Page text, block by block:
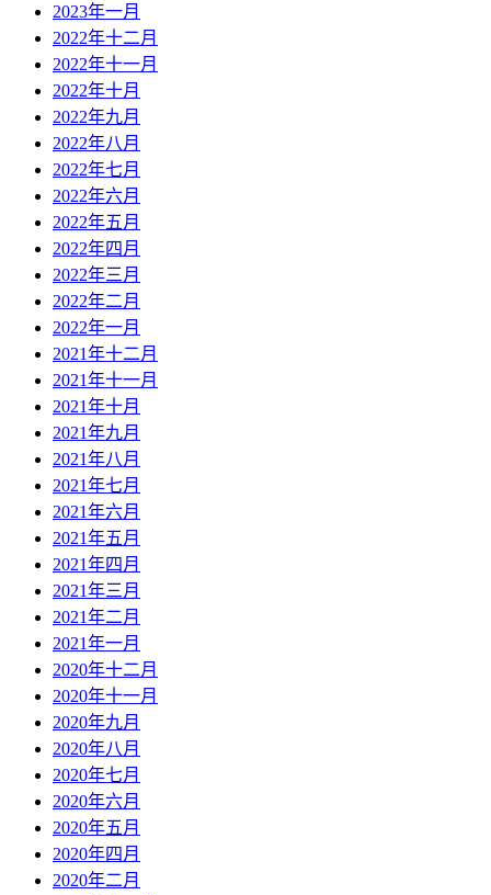
2023年一月
2022年十二月
2022年十一月
2022年十月
2022年九月
2022年八月
2022年七月
2022年六月
2022年五月
2022年四月
2022年三月
2022年二月
2022年一月
2021年十二月
2021年十一月
2021年十月
2021年九月
2021年八月
2021年七月
2021年六月
2021年五月
2021年四月
2021年三月
2021年二月
2021年一月
2020年十二月
2020年十一月
2020年九月
2020年八月
2020年七月
2020年六月
2020年五月
2020年四月
2020年二月